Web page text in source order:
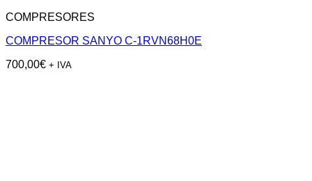
COMPRESORES
COMPRESOR SANYO C-1RVN68H0E
700,00€ + IVA